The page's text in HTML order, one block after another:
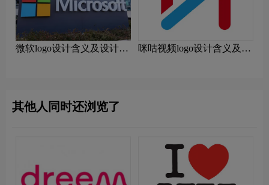
微软logo设计含义及设计理
咪咕视频logo设计含义及设
其他人同时还浏览了